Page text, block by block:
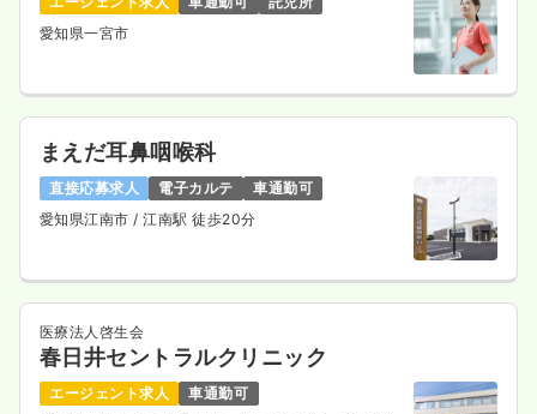
愛知県一宮市
まえだ耳鼻咽喉科
直接応募求人 電子カルテ
車通勤可
愛知県江南市/ 江南駅 徒歩20分
医療法人啓生会
春日井セントラルクリニック
エージェント求人
車通勤可